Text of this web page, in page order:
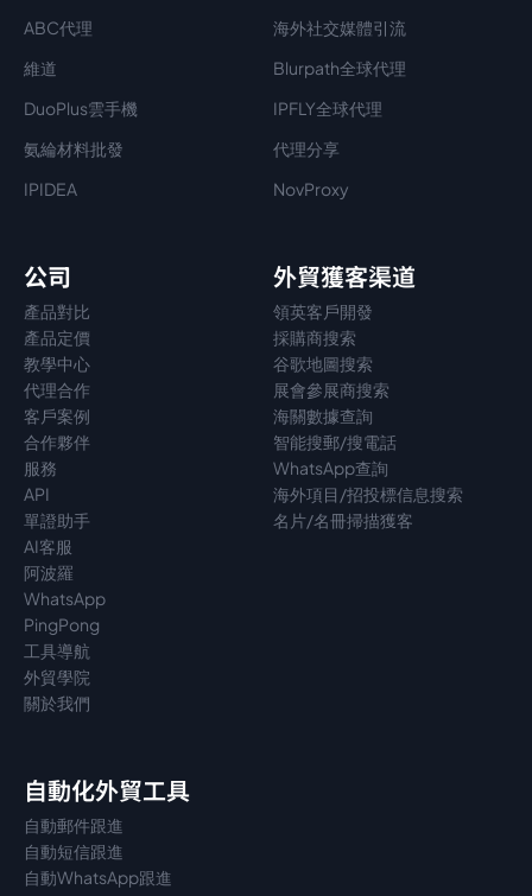
ABC代理
海外社交媒體引流
維道
Blurpath全球代理
DuoPlus雲手機
IPFLY全球代理
氨綸材料批發
代理分享
IPIDEA
NovProxy
公司
產品對比
產品定價
教學中心
代理合作
客戶案例
合作夥伴
服務
API
單證助手
AI客服
阿波羅
WhatsApp
PingPong
工具導航
外貿學院
關於我們
外貿獲客渠道
領英客戶開發
採購商搜索
谷歌地圖搜索
展會參展商搜索
海關數據查詢
智能搜郵/搜電話
WhatsApp查詢
海外項目/招投標信息搜索
名片/名冊掃描獲客
自動化外貿工具
自動郵件跟進
自動短信跟進
自動WhatsApp跟進